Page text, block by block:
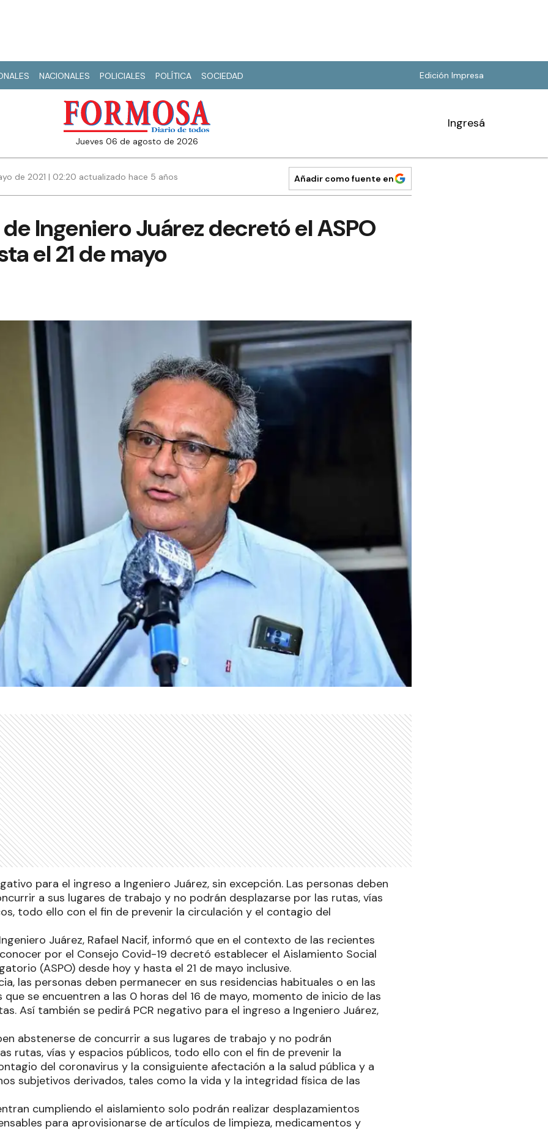
NACIONALES POLICIALES POLÍTICA SOCIEDAD Edición Impresa
jueves 06 de agosto de 2026
Ingresá
de 2021 | 02:20 actualizado hace 5 años Añadir como fuente en
Ingeniero Juárez decretó el ASPO
el 21 de mayo
para el ingreso a Ingeniero Juárez, sin excepción. Las personas deben
a sus lugares de trabajo y no podrán desplazarse por las rutas, vías
todo ello con el fin de prevenir la circulación y el contagio del
Juárez, Rafael Nacif, informó que en el contexto de las recientes
por el Consejo Covid-19 decretó establecer el Aislamiento Social
(ASPO) desde hoy y hasta el 21 de mayo inclusive.
las personas deben permanecer en sus residencias habituales o en las
que se encuentren a las 0 horas del 16 de mayo, momento de inicio de las
Así también se pedirá PCR negativo para el ingreso a Ingeniero Juárez,
abstenerse de concurrir a sus lugares de trabajo y no podrán
rutas, vías y espacios públicos, todo ello con el fin de prevenir la
del coronavirus y la consiguiente afectación a la salud pública y a
subjetivos derivados, tales como la vida y la integridad física de las
cumpliendo el aislamiento solo podrán realizar desplazamientos
para aprovisionarse de artículos de limpieza, medicamentos y